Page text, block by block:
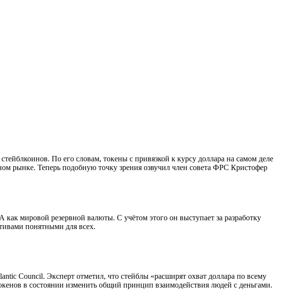
По его словам, токены с привязкой к курсу доллара на самом деле
рынке. Теперь подобную точку зрения озвучил член совета ФРС Кристофер
мировой резервной валюты. С учётом этого он выступает за разработку
понятными для всех.
Council. Эксперт отметил, что стейблы «расширят охват доллара по всему
в состоянии изменить общий принцип взаимодействия людей с деньгами.